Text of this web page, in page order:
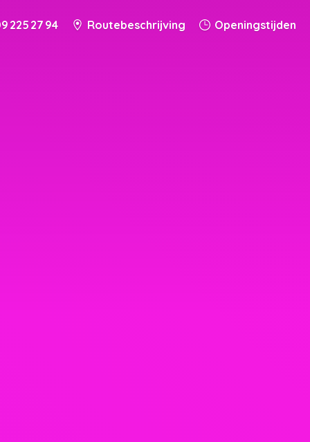
225 27 94 Routebeschrijving Openingstijden